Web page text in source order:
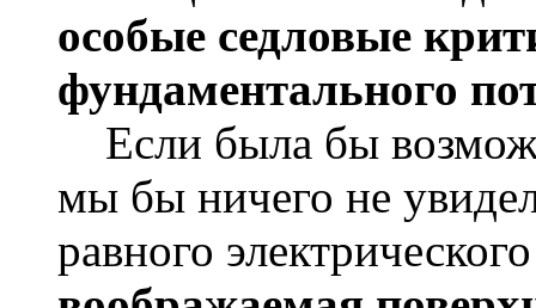
особые седловые
фундаментального
Если была бы
мы бы ничего не
равного